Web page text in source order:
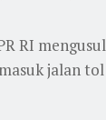
RI
jalan